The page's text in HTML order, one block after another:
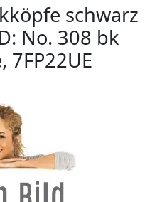
schwarz
No. 308 bk
7FP22UE